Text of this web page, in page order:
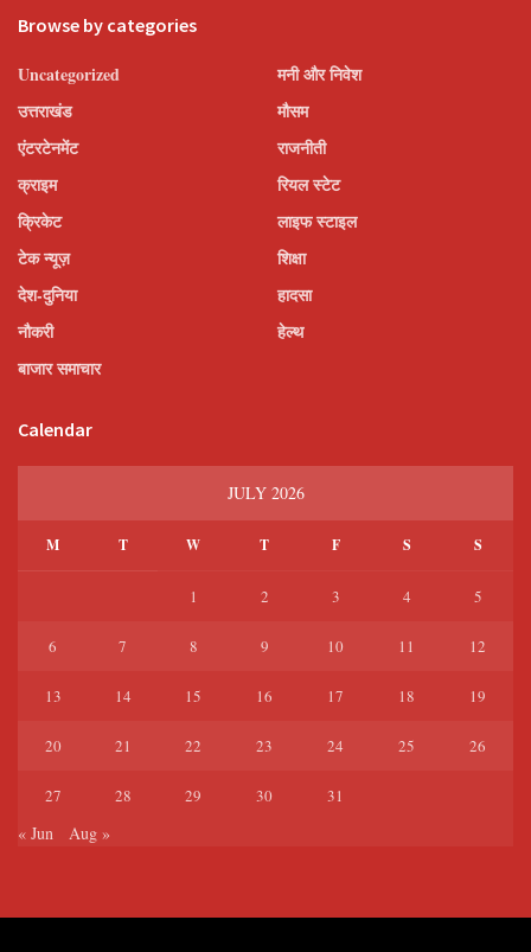
Browse by categories
Uncategorized
उत्तराखंड
एंटरटेनमेंट
क्राइम
क्रिकेट
टेक न्यूज़
देश-दुनिया
नौकरी
बाजार समाचार
मनी और निवेश
मौसम
राजनीती
रियल स्टेट
लाइफ स्टाइल
शिक्षा
हादसा
हेल्थ
Calendar
JULY 2026
M T W T F S S
1 2 3 4 5
6 7 8 9 10 11 12
13 14 15 16 17 18 19
20 21 22 23 24 25 26
27 28 29 30 31
« Jun Aug »